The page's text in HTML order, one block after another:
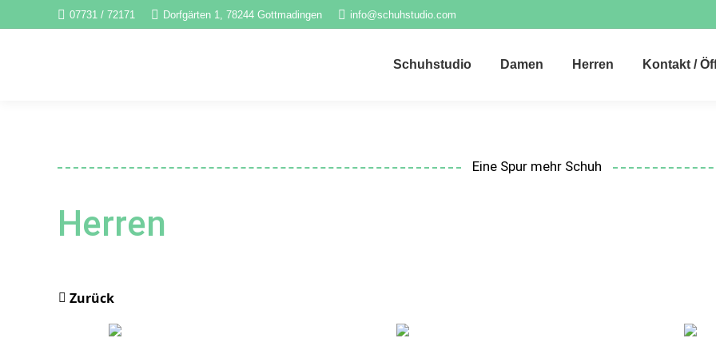
07731 / 72171 Dorfgärten 1, 78244 Gottmadingen info@schuhstudio.com
Schuhstudio Damen Herren Kontakt /
Eine Spur mehr Schuh
Herren
Zurück